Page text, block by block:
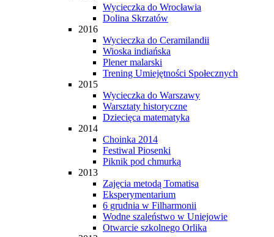
Wycieczka do Wrocławia
Dolina Skrzatów
2016
Wycieczka do Ceramilandii
Wioska indiańska
Plener malarski
Trening Umiejętności Społecznych
2015
Wycieczka do Warszawy
Warsztaty historyczne
Dziecięca matematyka
2014
Choinka 2014
Festiwal Piosenki
Piknik pod chmurką
2013
Zajęcia metodą Tomatisa
Eksperymentarium
6 grudnia w Filharmonii
Wodne szaleństwo w Uniejowie
Otwarcie szkolnego Orlika